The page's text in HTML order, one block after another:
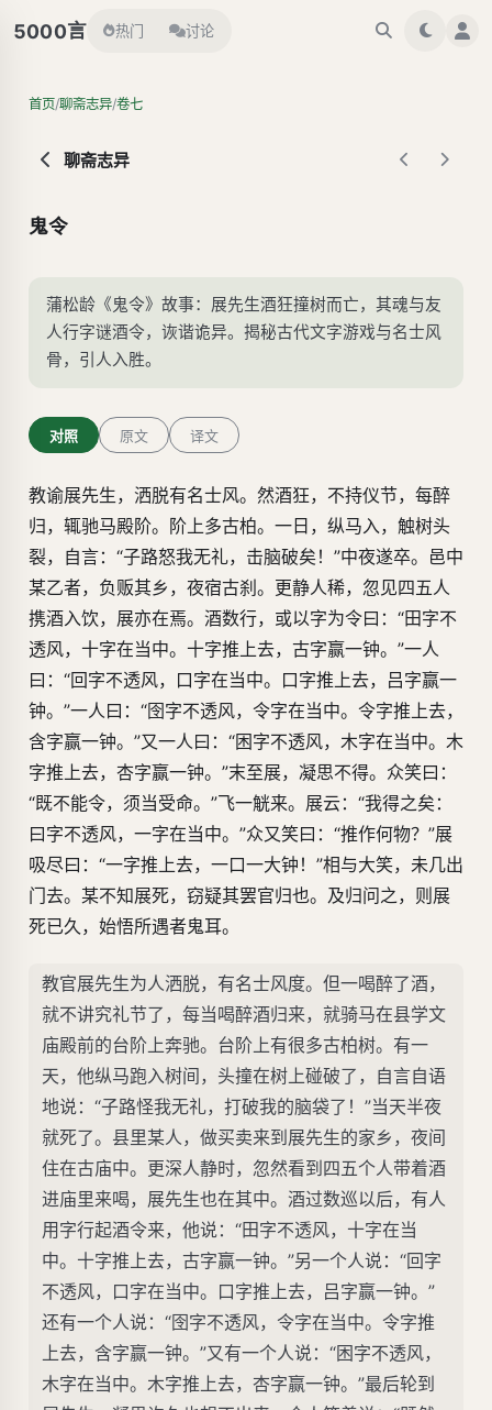
5000言 热门 讨论
首页/聊斋志异/卷七
聊斋志异
鬼令
蒲松龄《鬼令》故事：展先生酒狂撞树而亡，其魂与友
人行字谜酒令，诙谐诡异。揭秘古代文字游戏与名士风
骨，引人入胜。
对照 原文 译文
教谕展先生，洒脱有名士风。然酒狂，不持仪节，每醉
归，辄驰马殿阶。阶上多古柏。一日，纵马入，触树头
裂，自言：“子路怒我无礼，击脑破矣！”中夜遂卒。邑中
某乙者，负贩其乡，夜宿古刹。更静人稀，忽见四五人
携酒入饮，展亦在焉。酒数行，或以字为令曰：“田字不
透风，十字在当中。十字推上去，古字赢一钟。”一人
曰：“回字不透风，口字在当中。口字推上去，吕字赢一
钟。”一人曰：“囹字不透风，令字在当中。令字推上去，
含字赢一钟。”又一人曰：“困字不透风，木字在当中。木
字推上去，杏字赢一钟。”末至展，凝思不得。众笑曰：
“既不能令，须当受命。”飞一觥来。展云：“我得之矣：
曰字不透风，一字在当中。”众又笑曰：“推作何物？”展
吸尽曰：“一字推上去，一口一大钟！”相与大笑，未几出
门去。某不知展死，窃疑其罢官归也。及归问之，则展
死已久，始悟所遇者鬼耳。
教官展先生为人洒脱，有名士风度。但一喝醉了酒，
就不讲究礼节了，每当喝醉酒归来，就骑马在县学文
庙殿前的台阶上奔驰。台阶上有很多古柏树。有一
天，他纵马跑入树间，头撞在树上碰破了，自言自语
地说：“子路怪我无礼，打破我的脑袋了！”当天半夜
就死了。县里某人，做买卖来到展先生的家乡，夜间
住在古庙中。更深人静时，忽然看到四五个人带着酒
进庙里来喝，展先生也在其中。酒过数巡以后，有人
用字行起酒令来，他说：“田字不透风，十字在当
中。十字推上去，古字赢一钟。”另一个人说：“回字
不透风，口字在当中。口字推上去，吕字赢一钟。”
还有一个人说：“囹字不透风，令字在当中。令字推
上去，含字赢一钟。”又有一个人说：“困字不透风，
木字在当中。木字推上去，杏字赢一钟。”最后轮到